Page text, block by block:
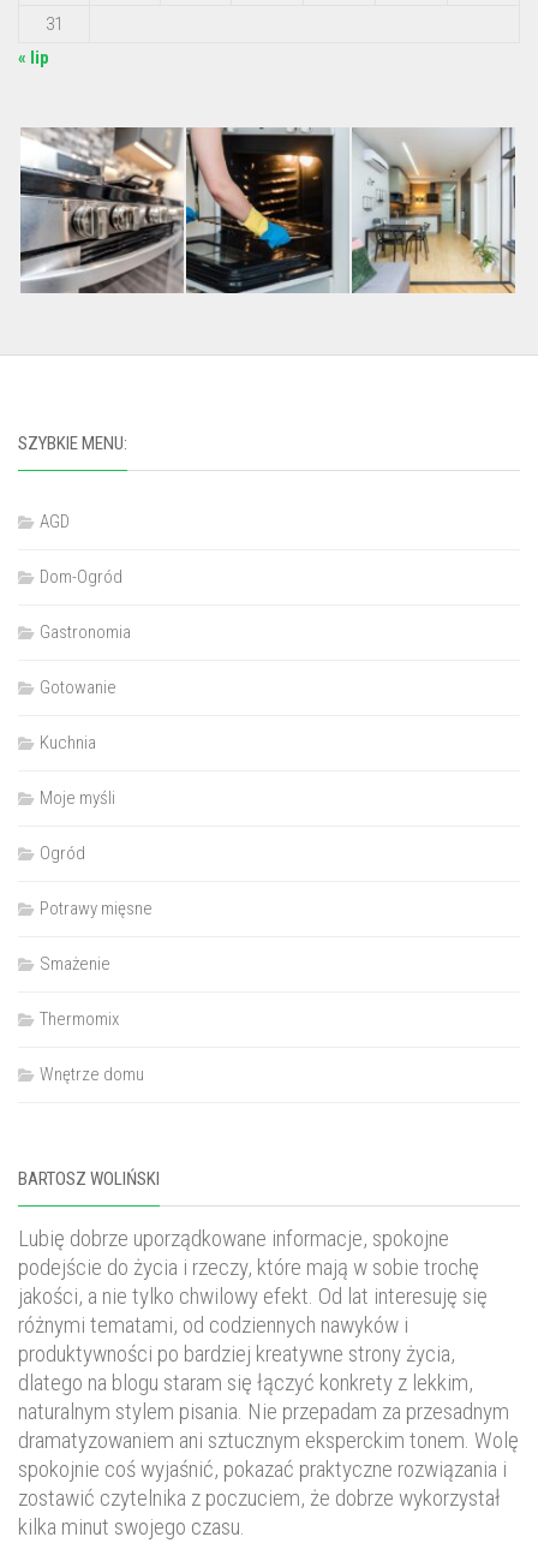
31
« lip
SZYBKIE MENU:
AGD
Dom-Ogród
Gastronomia
Gotowanie
Kuchnia
Moje myśli
Ogród
Potrawy mięsne
Smażenie
Thermomix
Wnętrze domu
BARTOSZ WOLIŃSKI
Lubię dobrze uporządkowane informacje, spokojne
podejście do życia i rzeczy, które mają w sobie trochę
jakości, a nie tylko chwilowy efekt. Od lat interesuję się
różnymi tematami, od codziennych nawyków i
produktywności po bardziej kreatywne strony życia,
dlatego na blogu staram się łączyć konkrety z lekkim,
naturalnym stylem pisania. Nie przepadam za przesadnym
dramatyzowaniem ani sztucznym eksperckim tonem. Wolę
spokojnie coś wyjaśnić, pokazać praktyczne rozwiązania i
zostawić czytelnika z poczuciem, że dobrze wykorzystał
kilka minut swojego czasu.